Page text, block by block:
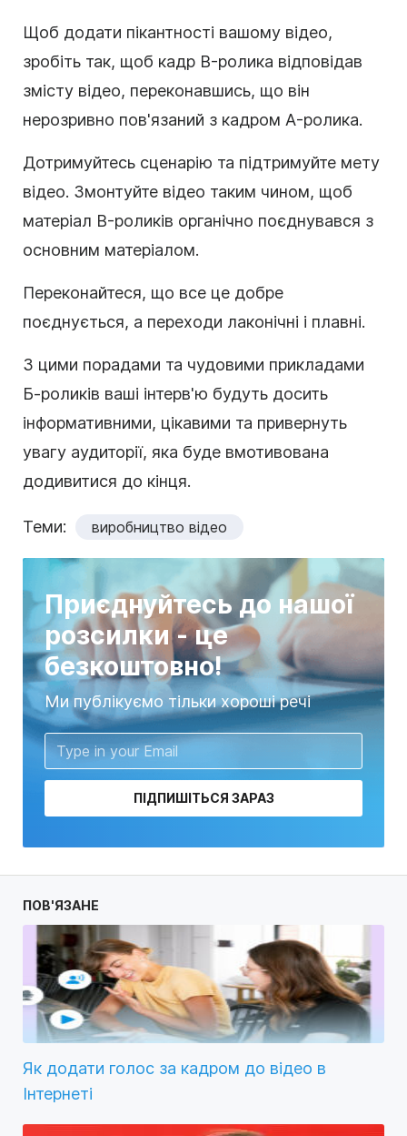
Щоб додати пікантності вашому відео,
зробіть так, щоб кадр B-ролика відповідав
змісту відео, переконавшись, що він
нерозривно пов'язаний з кадром A-ролика.
Дотримуйтесь сценарію та підтримуйте мету
відео. Змонтуйте відео таким чином, щоб
матеріал B-роликів органічно поєднувався з
основним матеріалом.
Переконайтеся, що все це добре
поєднується, а переходи лаконічні і плавні.
З цими порадами та чудовими прикладами
Б-роликів ваші інтерв'ю будуть досить
інформативними, цікавими та привернуть
увагу аудиторії, яка буде вмотивована
додивитися до кінця.
Теми: виробництво відео
Приєднуйтесь до нашої
розсилки - це
безкоштовно!
Ми публікуємо тільки хороші речі
ПІДПИШІТЬСЯ ЗАРАЗ
ПОВ'ЯЗАНЕ
Як додати голос за кадром до відео в
Інтернеті